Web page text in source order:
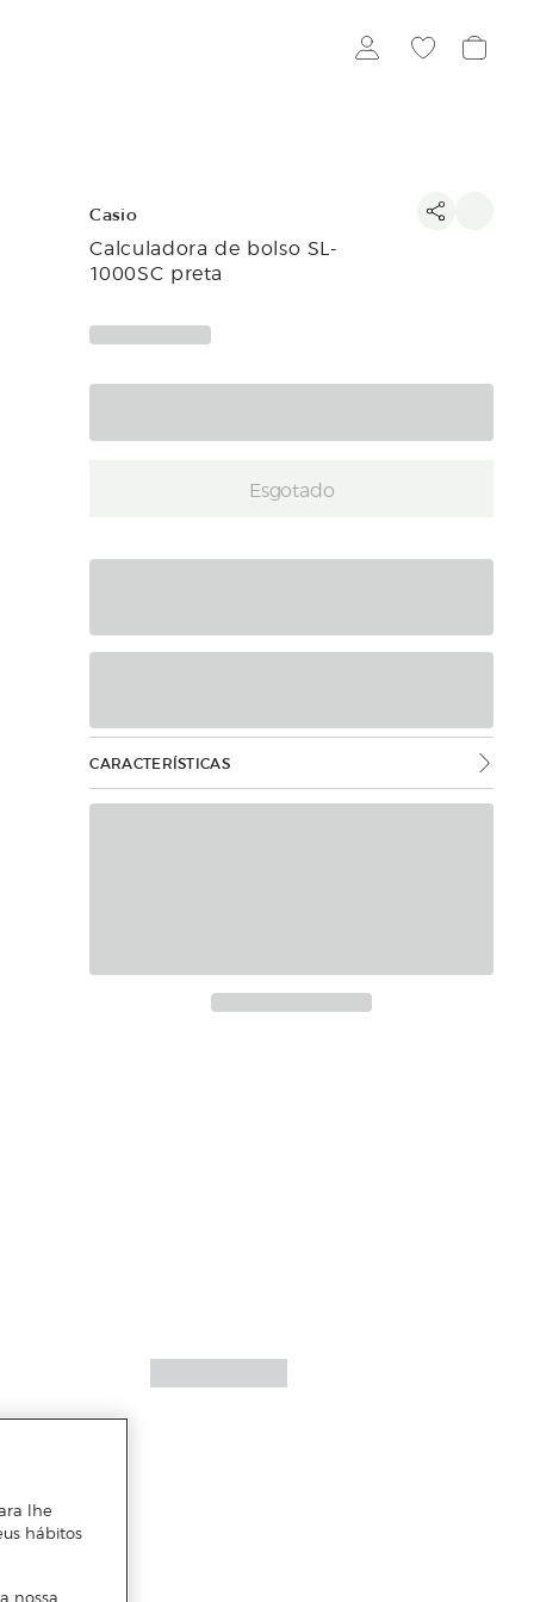
Casio
Calculadora de bolso SL-
1000SC preta
Esgotado
CARACTERÍSTICAS
lhe
hábitos
nossa